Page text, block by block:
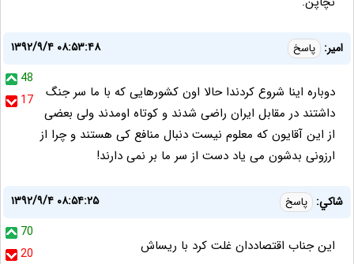
امیر: پاسخ
۱۳۹۲/۹/۴ ۰۸:۵۳:۴۸
48
17
دوباره اینا شروع کردندا حالا اون کشورهایی که با ما سر جنگ
داشتند در مقابل ایران راضی شدند و کوتاه اومدند ولی بعضی
از این آقایون که معلوم نیست دنبال منافع کی هستند و چرا از
ارزونی بدشون می یاد دست از سر ما بر نمی دارند!
شاكي: پاسخ
۱۳۹۲/۹/۴ ۰۸:۵۴:۲۵
70
20
اين جناب اقتصاددان غلت كرد با ريساش